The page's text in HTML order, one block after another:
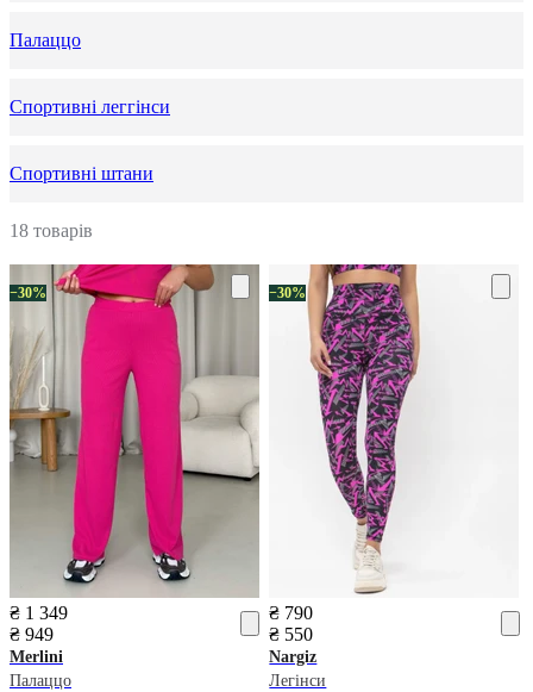
Палаццо
Спортивні леггінси
Спортивні штани
18 товарів
−30%
₴ 1 349
₴ 949
Merlini
Палаццо
−30%
₴ 790
₴ 550
Nargiz
Легінси